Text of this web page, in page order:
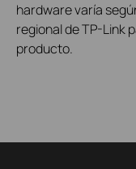
hardware varía
regional de TP-Link
producto.